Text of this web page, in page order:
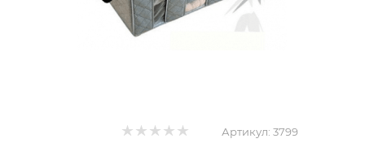
Артикул: 3799